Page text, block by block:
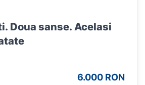
Doua sanse. Acelasi
6.000 RON